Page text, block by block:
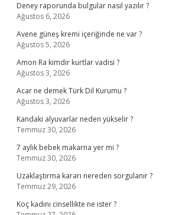
Deney raporunda bulgular nasıl yazılır ?
Ağustos 6, 2026
Avene güneş kremi içeriğinde ne var ?
Ağustos 5, 2026
Amon Ra kimdir kurtlar vadisi ?
Ağustos 3, 2026
Acar ne demek Türk Dil Kurumu ?
Ağustos 3, 2026
Kandaki alyuvarlar neden yükselir ?
Temmuz 30, 2026
7 aylık bebek makarna yer mi ?
Temmuz 30, 2026
Uzaklaştırma kararı nereden sorgulanır ?
Temmuz 29, 2026
Koç kadını cinsellikte ne ister ?